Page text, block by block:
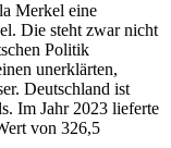
Merkel eine
Die steht zwar nicht
Politik
unerklärten,
Deutschland ist
Im Jahr 2023 lieferte
von 326,5